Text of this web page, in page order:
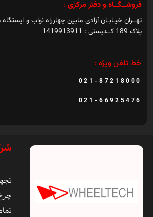
فروشــگــاه و دفتر مرکزی :
تهــران خیـابـان آزادی مابین چهارراه نواب و
پلاک 189 کــدپستی : 1419913911
خط تلفن ویژه :
021-87218000
021-66925476